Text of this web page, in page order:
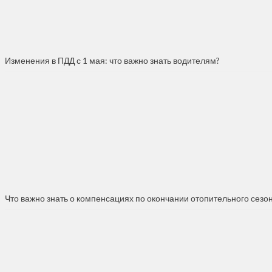
Изменения в ПДД с 1 мая: что важно знать водителям?
Что важно знать о компенсациях по окончании отопительного